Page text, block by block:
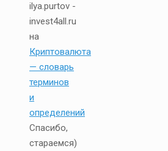
ilya.purtov -
invest4all.ru
на
Криптовалюта
— словарь
терминов
и
определений
Спасибо,
стараемся)